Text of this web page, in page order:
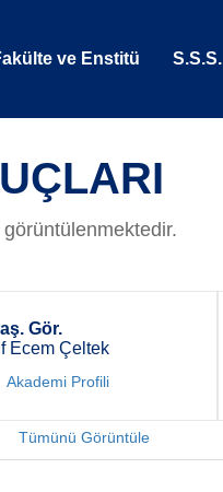
ve Enstitü S.S.S.
Gör.
Ecem Çeltek
Akademi Profili
Tümünü Görüntüle